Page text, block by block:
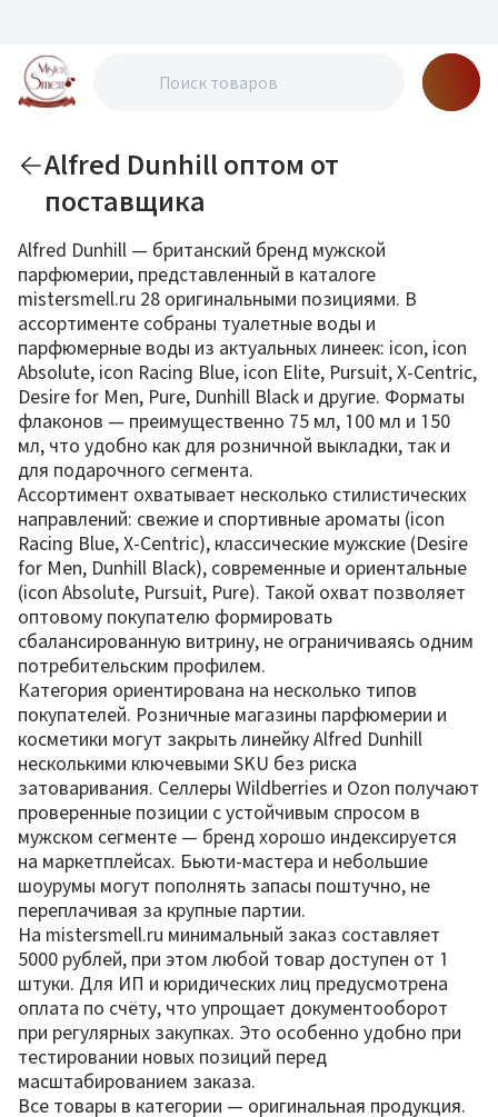
Alfred Dunhill оптом от
поставщика
Alfred Dunhill — британский бренд мужской
парфюмерии, представленный в каталоге
mistersmell.ru 28 оригинальными позициями. В
ассортименте собраны туалетные воды и
парфюмерные воды из актуальных линеек: icon, icon
Absolute, icon Racing Blue, icon Elite, Pursuit, X-Centric,
Desire for Men, Pure, Dunhill Black и другие. Форматы
флаконов — преимущественно 75 мл, 100 мл и 150
мл, что удобно как для розничной выкладки, так и
для подарочного сегмента.
Ассортимент охватывает несколько стилистических
направлений: свежие и спортивные ароматы (icon
Racing Blue, X-Centric), классические мужские (Desire
for Men, Dunhill Black), современные и ориентальные
(icon Absolute, Pursuit, Pure). Такой охват позволяет
оптовому покупателю формировать
сбалансированную витрину, не ограничиваясь одним
потребительским профилем.
Категория ориентирована на несколько типов
покупателей. Розничные магазины парфюмерии и
косметики могут закрыть линейку Alfred Dunhill
несколькими ключевыми SKU без риска
затоваривания. Селлеры Wildberries и Ozon получают
проверенные позиции с устойчивым спросом в
мужском сегменте — бренд хорошо индексируется
на маркетплейсах. Бьюти-мастера и небольшие
шоурумы могут пополнять запасы поштучно, не
переплачивая за крупные партии.
На mistersmell.ru минимальный заказ составляет
5000 рублей, при этом любой товар доступен от 1
штуки. Для ИП и юридических лиц предусмотрена
оплата по счёту, что упрощает документооборот
при регулярных закупках. Это особенно удобно при
тестировании новых позиций перед
масштабированием заказа.
Все товары в категории — оригинальная продукция.